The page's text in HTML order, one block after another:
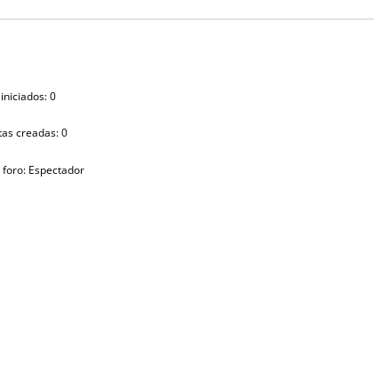
0
creadas: 0
foro: Espectador